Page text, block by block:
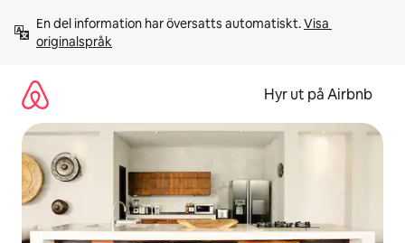
innehåll
En del information har översatts automatiskt. Visa
originalspråk
Hyr ut på Airbnb